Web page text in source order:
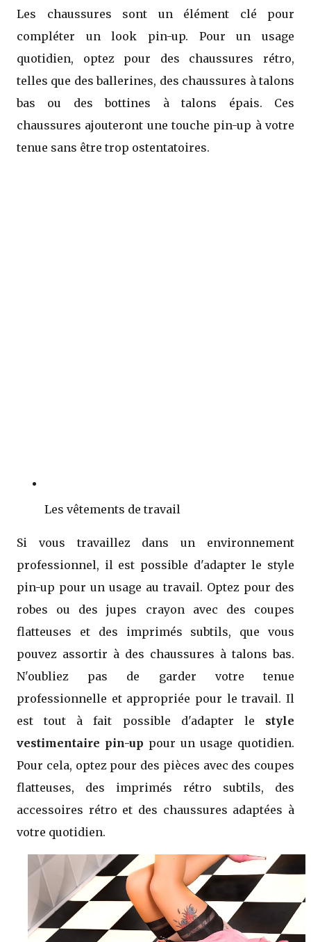
Les chaussures sont un élément clé pour
compléter un look pin-up. Pour un usage
quotidien, optez pour des chaussures rétro,
telles que des ballerines, des chaussures à talons
bas ou des bottines à talons épais. Ces
chaussures ajouteront une touche pin-up à votre
tenue sans être trop ostentatoires.
Les vêtements de travail
Si vous travaillez dans un environnement
professionnel, il est possible d'adapter le style
pin-up pour un usage au travail. Optez pour des
robes ou des jupes crayon avec des coupes
flatteuses et des imprimés subtils, que vous
pouvez assortir à des chaussures à talons bas.
N'oubliez pas de garder votre tenue
professionnelle et appropriée pour le travail. Il
est tout à fait possible d'adapter le style
vestimentaire pin-up pour un usage quotidien.
Pour cela, optez pour des pièces avec des coupes
flatteuses, des imprimés rétro subtils, des
accessoires rétro et des chaussures adaptées à
votre quotidien.